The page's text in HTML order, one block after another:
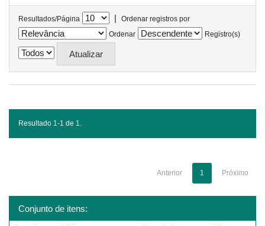
Resultados/Página |
Ordenar registros por
Ordenar
Registro(s)
Resultado 1-1 de 1.
Anterior 1 Próximo
Conjunto de itens: